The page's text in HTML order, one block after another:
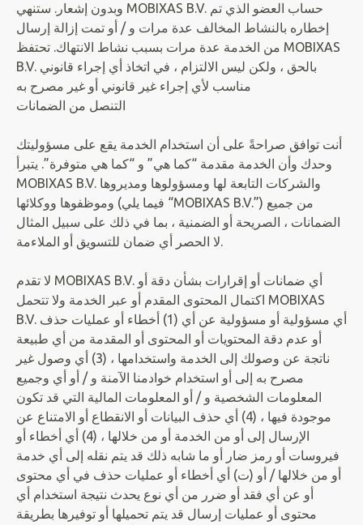
وبدون إشعار. ستنهي MOBIXAS B.V. حساب العضو الذي تم
إخطاره بالنشاط المخالف عدة مرات و / أو تمت إزالة إرسال
من الخدمة عدة مرات بسبب نشاط الانتهاك. تحتفظ MOBIXAS
B.V. بالحق ، ولكن ليس الالتزام ، في اتخاذ أي إجراء قانوني
مناسب لأي إجراء غير قانوني أو غير مصرح به
التنصل من الضمانات
أنت توافق صراحةً على أن استخدام الخدمة يقع على مسؤوليتك
وحدك وأن الخدمة مقدمة “كما هي” و “كما هي متوفرة”. يتبرأ
MOBIXAS B.V. والشركات التابعة لها ومسؤولوها ومديروها
وموظفوها ووكلائها (فيما يلي “MOBIXAS B.V.”) من جميع
الضمانات ، الصريحة أو الضمنية ، بما في ذلك على سبيل المثال
لا الحصر أي ضمان للتسويق أو الملاءمة.
لا تقدم MOBIXAS B.V. أي ضمانات أو إقرارات بشأن دقة أو
اكتمال المحتوى المقدم أو عبر الخدمة ولا تتحمل MOBIXAS
B.V. أي مسؤولية أو مسؤولية عن أي (1) أخطاء أو عمليات حذف
أو عدم دقة المحتويات أو المحتوى أو المقدمة من أي طبيعة
ناتجة عن وصولك إلى الخدمة واستخدامها ، (3) أي وصول غير
مصرح به إلى أو استخدام خوادمنا الآمنة و / أو أي وجميع
المعلومات الشخصية و / أو المعلومات المالية التي قد تكون
موجودة فيها ، (4) أي حذف البيانات أو الانقطاع أو الامتناع عن
الإرسال إلى أو من الخدمة أو من خلالها ، (4) أي أخطاء أو
فيروسات أو رمز ضار أو ما شابه ذلك قد يتم نقله إلى أي خدمة
أو من خلالها / أو (ت) أي أخطاء أو عمليات حذف في أي محتوى
أو عن أي فقد أو ضرر من أي نوع يحدث نتيجة استخدام أي
محتوى أو عمليات إرسال قد يتم تحميلها أو توفيرها بطريقة